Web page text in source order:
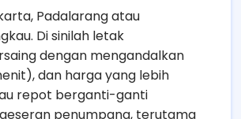
Padalarang atau
Di sinilah letak
dengan mengandalkan
dan harga yang lebih
repot berganti-ganti
penumpang, terutama